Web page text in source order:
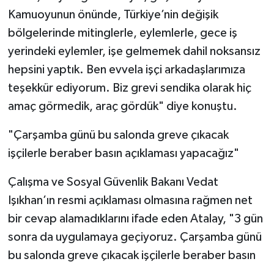
Kamuoyunun önünde, Türkiye’nin değişik
bölgelerinde mitinglerle, eylemlerle, gece iş
yerindeki eylemler, işe gelmemek dahil noksansız
hepsini yaptık. Ben evvela işçi arkadaşlarımıza
teşekkür ediyorum. Biz grevi sendika olarak hiç
amaç görmedik, araç gördük" diye konuştu.
"Çarşamba günü bu salonda greve çıkacak
işçilerle beraber basın açıklaması yapacağız"
Çalışma ve Sosyal Güvenlik Bakanı Vedat
Işıkhan’ın resmi açıklaması olmasına rağmen net
bir cevap alamadıklarını ifade eden Atalay, "3 gün
sonra da uygulamaya geçiyoruz. Çarşamba günü
bu salonda greve çıkacak işçilerle beraber basın